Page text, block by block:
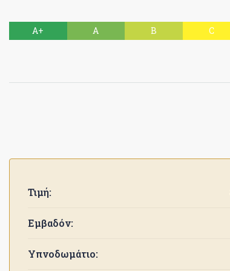
A+ A B C
Τιμή:
Εμβαδόν:
Υπνοδωμάτιο: